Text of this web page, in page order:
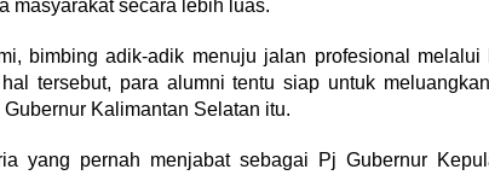
masyarakat secara lebih luas.
bimbing adik-adik menuju jalan profesional
tersebut, para alumni tentu siap untuk
Kalimantan Selatan itu.
yang pernah menjabat sebagai Pj Gubernur